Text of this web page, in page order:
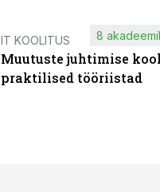
IT KOOLITUS
Muutuste juhtimise
praktilised tööriistad
8